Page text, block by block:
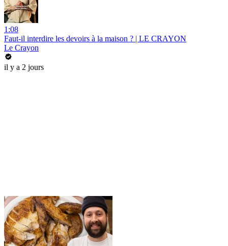
1:08
Faut-il interdire les devoirs à la maison ? | LE CRAYON
Le Crayon
il y a 2 jours